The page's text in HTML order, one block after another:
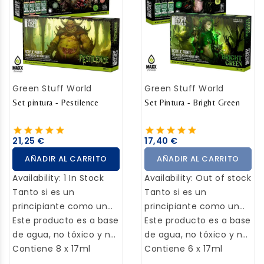
que aparezca el color
máximo y la capa base
ya no sea visible. Cada
capa debe secarse
antes de aplicar la
próxima capa. Use
barniz solo cuando la
pintura esté
Green Stuff World
Set pintura - Pestilence
21,25 €
AÑADIR AL CARRITO
Availability: 1 In Stock
Tanto si es un
principiante como un
aficionado con
experiencia, este set
Maxx Formula puede
Este producto es a base
de agua, no tóxico y no
contiene látex. Antes de
Contiene 8 x 17ml
Green Stuff World
Set Pintura - Bright Green
17,40 €
AÑADIR AL CARRITO
Availability: Out of stock
Tanto si es un
principiante como un
aficionado con
experiencia, este set
Maxx Formula puede
Este producto es a base
de agua, no tóxico y no
contiene látex. Antes de
Contiene 6 x 17ml